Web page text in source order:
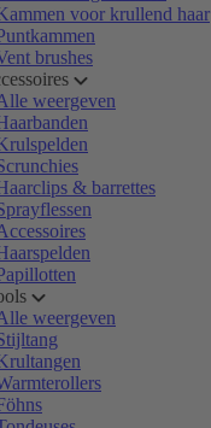
voor krullend haar
brushes
weergeven
& barrettes
weergeven